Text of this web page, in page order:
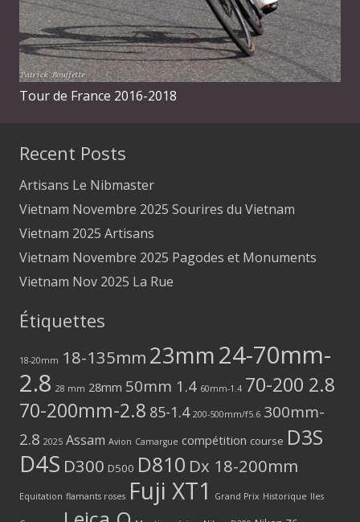
Tour de France 2016-2018
Recent Posts
Artisans Le Nibmaster
Vietnam Novembre 2025 Sourires du Vietnam
Vietnam 2025 Artisans
Vietnam Novembre 2025 Pagodes et Monuments
Vietnam Nov 2025 La Rue
Étiquettes
18-20mm 18-135mm 23mm24-70mm-
2.8 28 mm 28mm 50mm 1.4 60mm-1.4 70-200 2.8
70-200mm-2.8 85-1.4 200-500mm/f5.6 300mm-
2.8 2025 Assam Avion Camargue compétition course D3S
D4S D300 D500 D810 Dx 18-200mm
Equitation flamants roses Fuji XT1 Grand Prix Historique Iles